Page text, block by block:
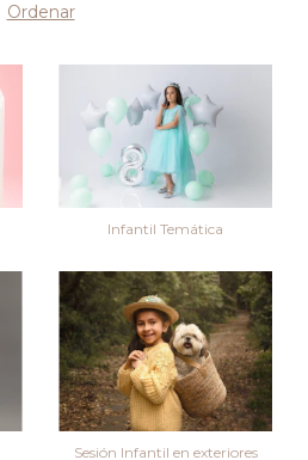
Ordenar
Infantil Temática
Sesión Infantil en exteriores